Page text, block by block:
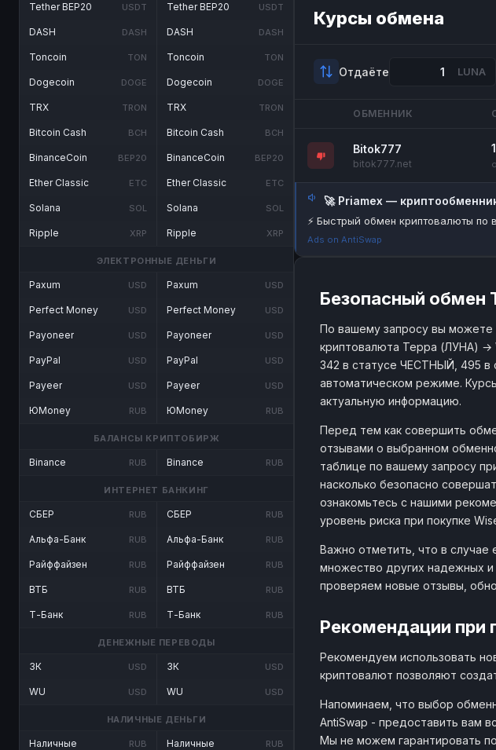
Tether BEP20 USDT
DASH DASH
Toncoin TON
Dogecoin DOGE
TRX TRON
Bitcoin Cash BCH
BinanceCoin BEP20
Ether Classic ETC
Solana SOL
Ripple XRP
Tether BEP20 USDT
DASH DASH
Toncoin TON
Dogecoin DOGE
TRX TRON
Bitcoin Cash BCH
BinanceCoin BEP20
Ether Classic ETC
Solana SOL
Ripple XRP
ЭЛЕКТРОННЫЕ ДЕНЬГИ
Paxum USD
Perfect Money USD
Payoneer USD
PayPal USD
Payeer USD
ЮMoney RUB
Paxum USD
Perfect Money USD
Payoneer USD
PayPal USD
Payeer USD
ЮMoney RUB
БАЛАНСЫ КРИПТОБИРЖ
Binance RUB Binance RUB
ИНТЕРНЕТ БАНКИНГ
СБЕР RUB
Альфа-Банк RUB
Райффайзен RUB
ВТБ RUB
Т-Банк RUB
СБЕР RUB
Альфа-Банк RUB
Райффайзен RUB
ВТБ RUB
Т-Банк RUB
ДЕНЕЖНЫЕ ПЕРЕВОДЫ
ЗК USD
WU USD
ЗК USD
WU USD
НАЛИЧНЫЕ ДЕНЬГИ
Наличные RUB Наличные RUB
Курсы обмена
Отдаёте LUNA
ОБМЕННИК
Bitok777
bitok777.net
🚀 Priamex —
⚡ Быстрый обмен криптовалюты по
Ads on AntiSwap
Безопасный обмен
По вашему запросу вы
криптовалюта Терра (ЛУНА) →
342 в статусе ЧЕСТНЫЙ, 495 в
автоматическом режиме.
актуальную информацию.
Перед тем как совершить
отзывами о выбранном
таблице по вашему запросу
насколько безопасно
ознакомьтесь с нашими
уровень риска при покупке
Важно отметить, что в случае
множество других надежных и
проверяем новые отзывы,
Рекомендации при
Рекомендуем использовать
криптовалют позволяют
Напоминаем, что выбор
AntiSwap - предоставить вам
Мы не можем гарантировать